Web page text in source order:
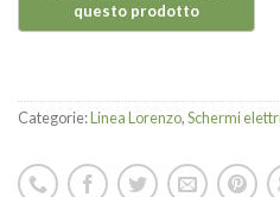
Categorie:Linea Lorenzo,Schermi